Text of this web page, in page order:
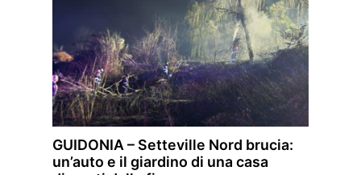
GUIDONIA – Setteville Nord brucia:
un’auto e il giardino di una casa